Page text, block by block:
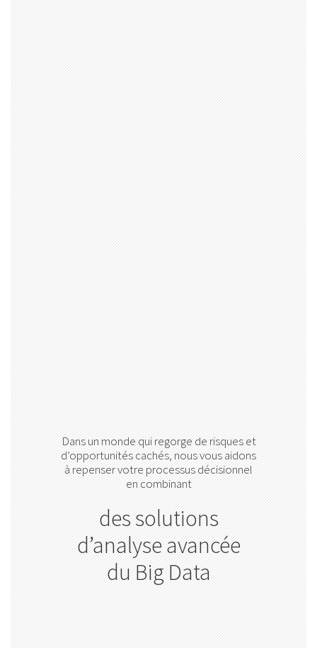
Dans un monde qui regorge de risques et
d’opportunités cachés, nous vous aidons
à repenser votre processus décisionnel
en combinant
des solutions
d’analyse avancée
du Big Data